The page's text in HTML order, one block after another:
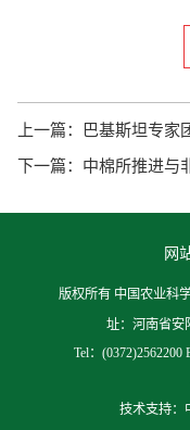
上一篇： 巴基斯坦专家
下一篇： 中棉所推进与
网
版权所有 中国农业科
址：河南省安
Tel：(0372)2562200
技术支持：